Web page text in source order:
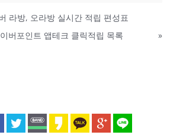
라방, 오라방 실시간 적립 편성표
버포인트 앱테크 클릭적립 목록
»